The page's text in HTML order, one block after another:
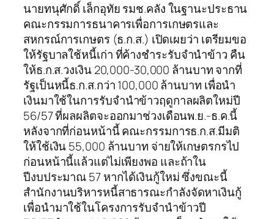
นายทนุศักดิ์ เล็กอุทัย รมช.คลัง ในฐานะประธาน
คณะกรรมการธนาคารเพื่อการเกษตรและ
สหกรณ์การเกษตร (ธ.ก.ส.) เปิดเผยว่า เตรียมขอ
ให้รัฐบาลใช้หนี้เก่า ที่ค้างชำระรับจำนำข้าว คืน
ให้ธ.ก.ส.วงเงิน 20,000-30,000 ล้านบาท จากที่
รัฐเป็นหนี้ธ.ก.ส.กว่า 100,000 ล้านบาท เพื่อนำ
เงินมาใช้ในการรับจำนำข้าวฤดูกาลผลิตใหม่ปี
56/57 ที่ผลผลิตจะออกมาช่วงเดือนพ.ย.-ธ.ค.นี้
หลังจากที่ก่อนหน้านี้ คณะกรรมการธ.ก.ส.มีมติ
ให้ใช้เงิน 55,000 ล้านบาท จ่ายให้เกษตรกรไป
ก่อนหน้านี้แล้วแต่ไม่เพียงพอ และถ้าใน
ปีงบประมาณ 57 หากได้เงินกู้ใหม่ ซึ่งขณะนี้
สำนักงานบริหารหนี้สาธารณะกำลังจัดหาเงินกู้
เพื่อนำมาใช้ในโครงการรับจำนำข้าวปี